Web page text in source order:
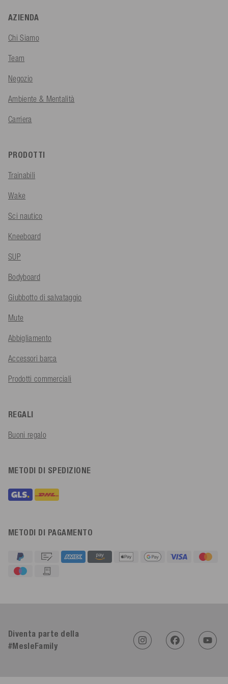
AZIENDA
Chi Siamo
Team
Negozio
Ambiente & Mentalità
Carriera
PRODOTTI
Trainabili
Wake
Sci nautico
Kneeboard
SUP
Bodyboard
Giubbotto di salvataggio
Mute
Abbigliamento
Accessori barca
Prodotti commerciali
REGALI
Buoni regalo
METODI DI SPEDIZIONE
METODI DI PAGAMENTO
Diventa parte della
#MesleFamily
An****